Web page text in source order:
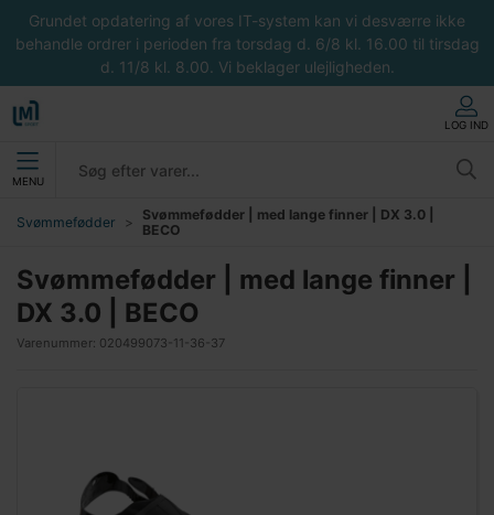
Grundet opdatering af vores IT-system kan vi desværre ikke
behandle ordrer i perioden fra torsdag d. 6/8 kl. 16.00 til tirsdag
d. 11/8 kl. 8.00. Vi beklager ulejligheden.
LOG IND
MENU
Svømmefødder
Svømmefødder | med lange finner | DX 3.0 |
BECO
Svømmefødder | med lange finner |
DX 3.0 | BECO
Varenummer: 020499073-11-36-37